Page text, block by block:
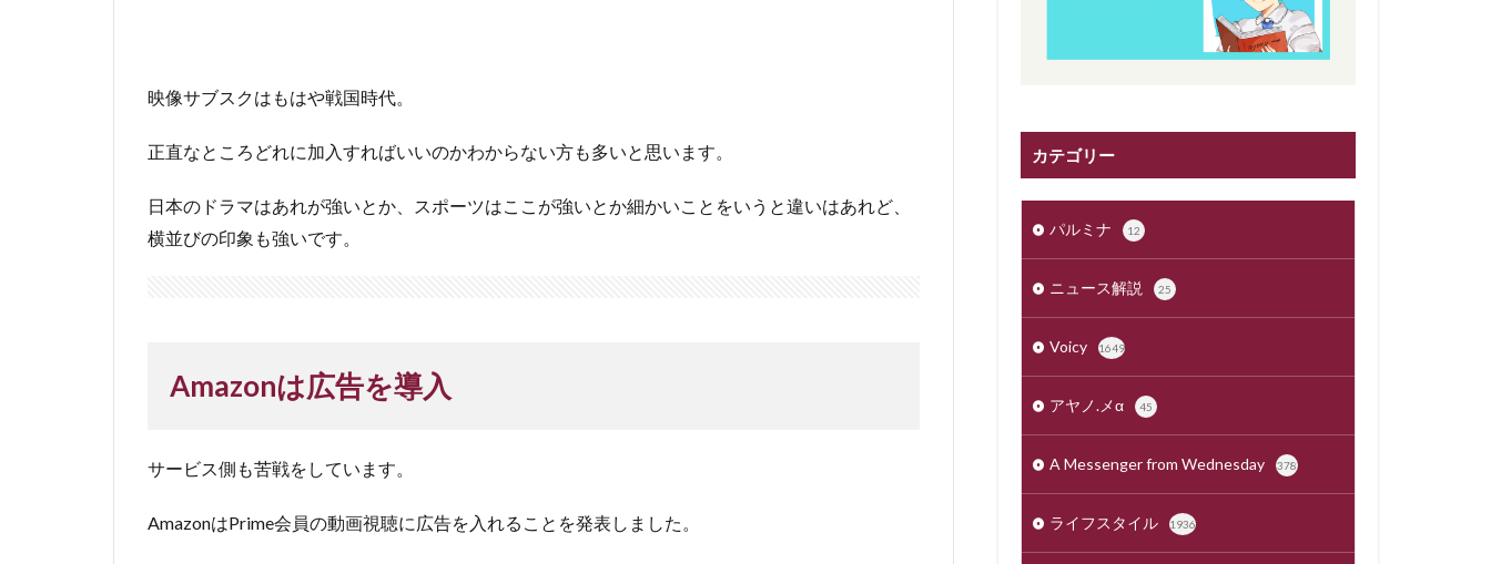
映像サブスクはもはや戦国時代。
正直なところどれに加入すればいいのかわからない方も多いと思います。
日本のドラマはあれが強いとか、スポーツはここが強いとか細かいことをいうと違いはあれど、
横並びの印象も強いです。
Amazonは広告を導入
サービス側も苦戦をしています。
AmazonはPrime会員の動画視聴に広告を入れることを発表しました。
カテゴリー
パルミナ 12
ニュース解説 25
Voicy 1649
アヤノ.メα 45
A Messenger from Wednesday 378
ライフスタイル 1936